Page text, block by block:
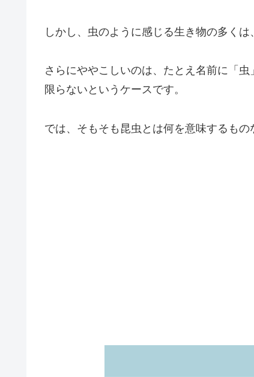
しかし、虫のように感じる生き物の多くは
さらにややこしいのは、たとえ名前に「
限らないというケースです。
では、そもそも昆虫とは何を意味するも